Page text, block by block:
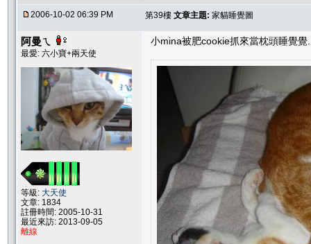
2006-10-02 06:39 PM 第39樓 文章主題: 家貓睡覺圖
阿曼ㄟ
最愛: 六小寶+兩天使
等級: 大天使
文章: 1834
註冊時間: 2005-10-31
最近來訪: 2013-09-05
離線
小mina被肥cookie抓來當枕頭睡覺覺